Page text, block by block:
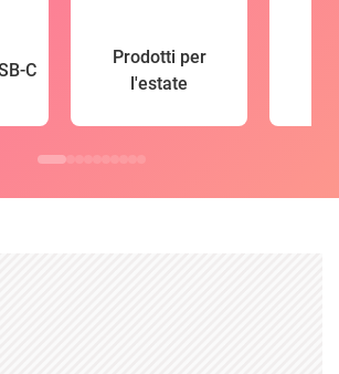
C
Prodotti per
l'estate